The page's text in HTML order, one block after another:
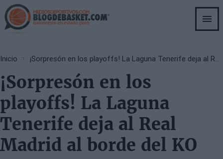
Skip
to
main
Breadcrumb
Inicio ¡Sorpresón en los playoffs! La Laguna Tenerife deja al Real Madrid al borde del KO
¡Sorpresón en los
playoffs! La Laguna
Tenerife deja al Real
Madrid al borde del KO